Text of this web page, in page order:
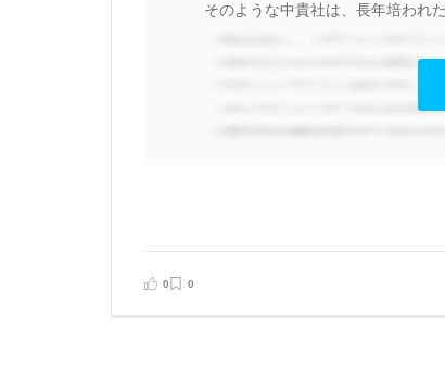
そのような中貴社は、長年培われ
0 0